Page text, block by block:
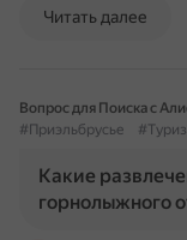
Читать далее
Вопрос для Поиска с
#Приэльбрусье
Какие
горнолыжного